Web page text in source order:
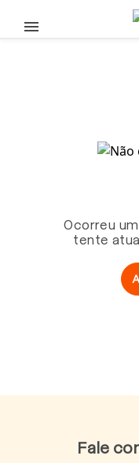
Pular para o conteúdo
Ocorreu
tente
Fale